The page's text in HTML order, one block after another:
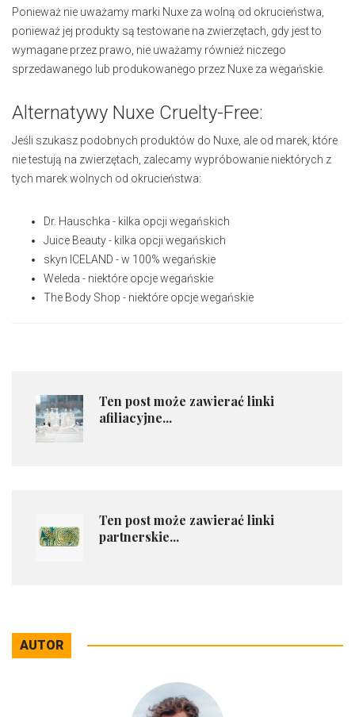
Ponieważ nie uważamy marki Nuxe za wolną od okrucieństwa,
ponieważ jej produkty są testowane na zwierzętach, gdy jest to
wymagane przez prawo, nie uważamy również niczego
sprzedawanego lub produkowanego przez Nuxe za wegańskie.
Alternatywy Nuxe Cruelty-Free:
Jeśli szukasz podobnych produktów do Nuxe, ale od marek, które
nie testują na zwierzętach, zalecamy wypróbowanie niektórych z
tych marek wolnych od okrucieństwa:
Dr. Hauschka - kilka opcji wegańskich
Juice Beauty - kilka opcji wegańskich
skyn ICELAND - w 100% wegańskie
Weleda - niektóre opcjewegańskie
The Body Shop - niektóre opcjewegańskie
Ten post może zawierać linki
afiliacyjne...
Ten post może zawierać linki
partnerskie...
AUTOR